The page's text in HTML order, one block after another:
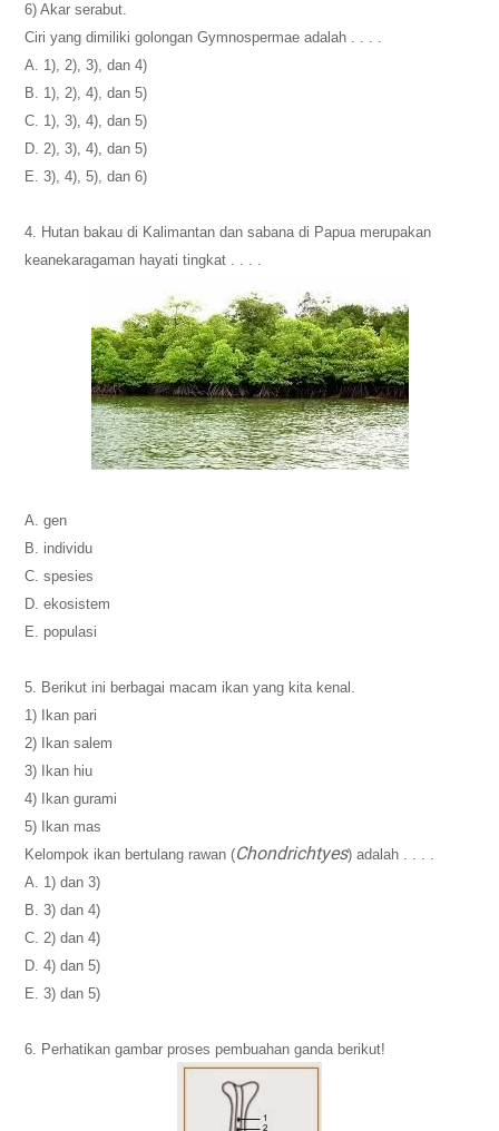
6) Akar serabut.
Ciri yang dimiliki golongan Gymnospermae adalah . . . .
A. 1), 2), 3), dan 4)
B. 1), 2), 4), dan 5)
C. 1), 3), 4), dan 5)
D. 2), 3), 4), dan 5)
E. 3), 4), 5), dan 6)
4. Hutan bakau di Kalimantan dan sabana di Papua merupakan
keanekaragaman hayati tingkat . . . .
A. gen
B. individu
C. spesies
D. ekosistem
E. populasi
5. Berikut ini berbagai macam ikan yang kita kenal.
1) Ikan pari
2) Ikan salem
3) Ikan hiu
4) Ikan gurami
5) Ikan mas
Kelompok ikan bertulang rawan (Chondrichtyes) adalah . . . .
A. 1) dan 3)
B. 3) dan 4)
C. 2) dan 4)
D. 4) dan 5)
E. 3) dan 5)
6. Perhatikan gambar proses pembuahan ganda berikut!